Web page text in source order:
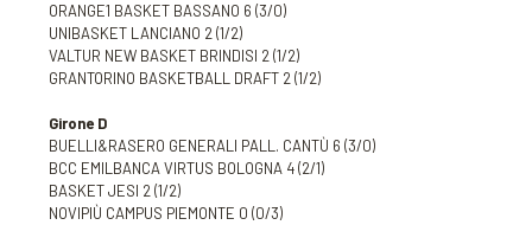
ORANGE1 BASKET BASSANO 6 (3/0)
UNIBASKET LANCIANO 2 (1/2)
VALTUR NEW BASKET BRINDISI 2 (1/2)
GRANTORINO BASKETBALL DRAFT 2 (1/2)
Girone D
BUELLI&RASERO GENERALI PALL. CANTÙ 6 (3/0)
BCC EMILBANCA VIRTUS BOLOGNA 4 (2/1)
BASKET JESI 2 (1/2)
NOVIPIÙ CAMPUS PIEMONTE 0 (0/3)